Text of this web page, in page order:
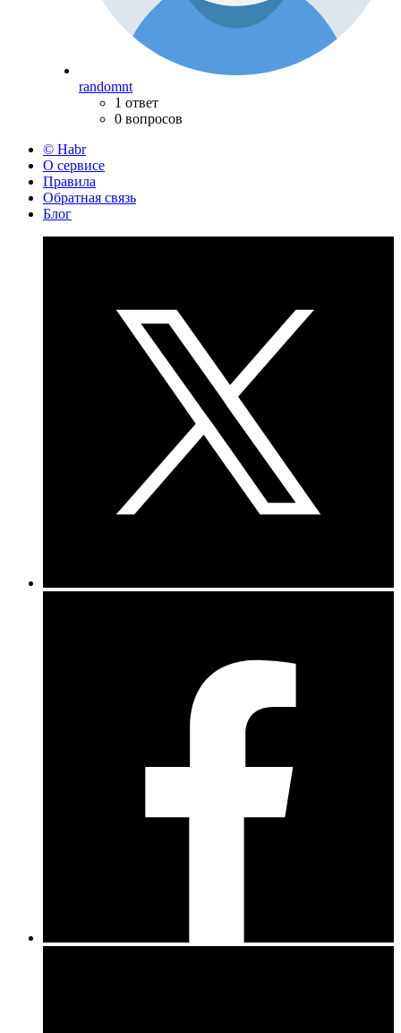
randomnt
1 ответ
0 вопросов
© Habr
О сервисе
Правила
Обратная связь
Блог